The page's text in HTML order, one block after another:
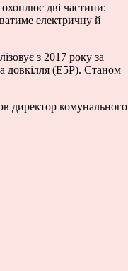
дві частини:
електричну й
з 2017 року за
довкілля (Е5Р). Станом
директор комунального